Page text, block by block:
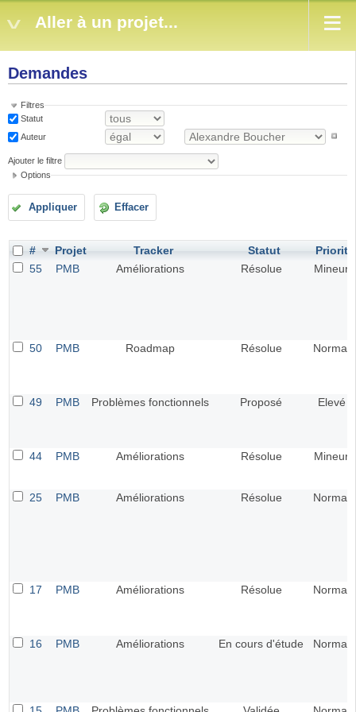
Aller à un projet...
Demandes
Filtres
Statut
Auteur
Ajouter le filtre
Options
Appliquer Effacer
# Projet Tracker Statut
Priorité
55
PMB Améliorations Résolue Mineur
50 PMB Roadmap Résolue Normal
49 PMB Problèmes fonctionnels Proposé Elevé
44 PMB Améliorations Résolue Mineur
25 PMB Améliorations Résolue Normal
17 PMB Améliorations Résolue Normal
16 PMB Améliorations En cours d'étude Normal